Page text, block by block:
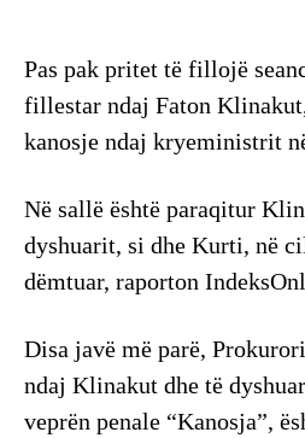
Pas pak pritet të fillojë
fillestar ndaj Faton
kanosje ndaj kryeministrit
Në sallë është paraqitur
dyshuarit, si dhe Kurti, në
dëmtuar, raporton
Disa javë më parë,
ndaj Klinakut dhe të
veprën penale “Kanosja”,